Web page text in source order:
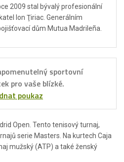
Open. Tento tenisový turnaj,
serie Masters. Na kurtech Caja
mužský (ATP) a také ženský
2009 stal bývalý profesionální
Ion Ţiriac. Generálním
dům Mutua Madrileña.
sportovní
pro vaše blízké.
poukaz